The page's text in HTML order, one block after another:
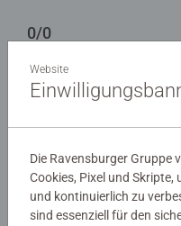
0/0
Richtlinien für
Website
Die Ravensburger Gruppe
Cookies, Pixel und Skripte,
und kontinuierlich zu
sind essenziell für den